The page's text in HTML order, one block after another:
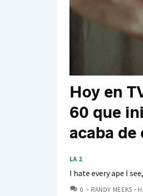
Hoy en
60 que
acaba
LA 2
I hate every ape I
0 COMENTARIOS
RANDY MEEKS